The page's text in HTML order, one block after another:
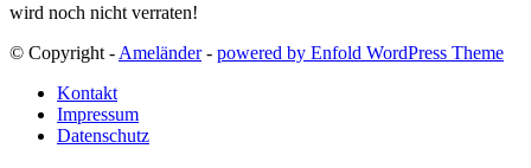
wird noch nicht verraten!
© Copyright - Ameländer- powered by Enfold WordPress Theme
Kontakt
Impressum
Datenschutz